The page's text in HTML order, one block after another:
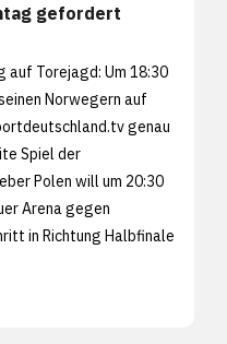
gefordert
auf Torejagd: Um 18:30
Norwegern auf
genau
Spiel der
Polen will um 20:30
Arena gegen
in Richtung Halbfinale